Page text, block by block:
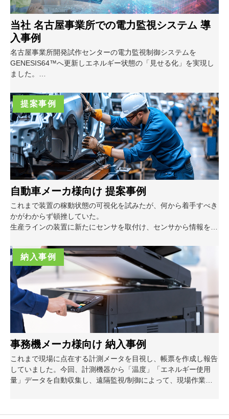
当社 名古屋事業所での電力監視システム 導
入事例
名古屋事業所開発試作センターの電力監視制御システムを
GENESIS64™へ更新しエネルギー状態の「見せる化」を実現し
ました。
ムで遠隔監視することが可能となったことで、CO2排出削減に対
する意識向上を図ることができました。
提案事例
自動車メーカ様向け 提案事例
これまで装置の稼動状態の可視化を試みたが、何から着手すべき
かがわからず頓挫していた。
生産ラインの装置に新たにセンサを取付け、センサから情報を収
提案しました。
また、不測の事態が発生した場合も、リアルタイムに異常発生ア
ラームを確認できるため迅速な対応によってダウンタイムの軽減
が可能です。
納入事例
事務機メーカ様向け 納入事例
これまで現場に点在する計測メータを目視し、帳票を作成し報告
していました。今回、計測機器から「温度」「エネルギー使用
量」データを自動収集し、遠隔監視/制御によって、現場作業者